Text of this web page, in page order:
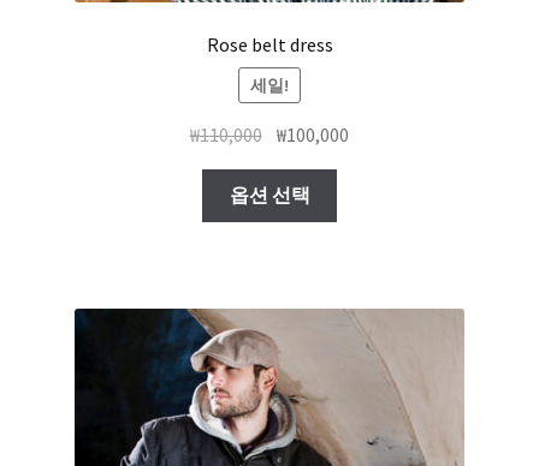
Rose belt dress
세일!
₩110,000 ₩100,000
옵션 선택